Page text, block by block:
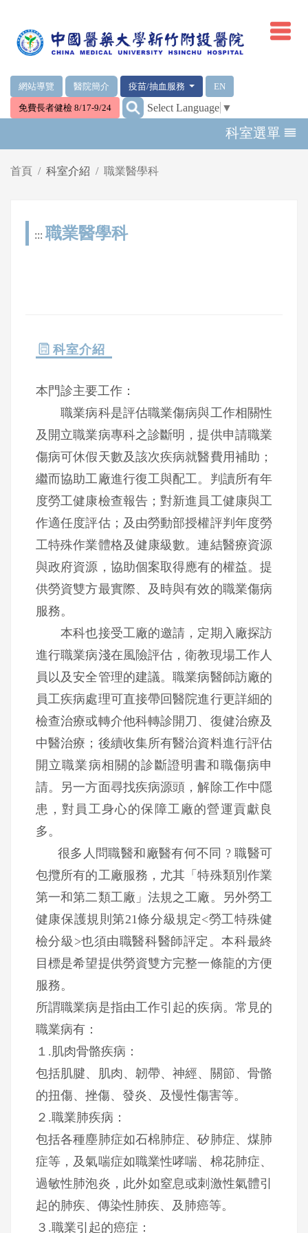
網站導覽 醫院簡介 疫苗/抽血服務 EN
免費長者健檢 8/17-9/24 ::: Select Language ▼
科室選單
首頁 科室介紹 職業醫學科
::: 職業醫學科
科室介紹
本門診主要工作：
職業病科是評估職業傷病與工作相關性
及開立職業病專科之診斷明，提供申請職業
傷病可休假天數及該次疾病就醫費用補助；
繼而協助工廠進行復工與配工。判讀所有年
度勞工健康檢查報告；對新進員工健康與工
作適任度評估；及由勞動部授權評判年度勞
工特殊作業體格及健康級數。連結醫療資源
與政府資源，協助個案取得應有的權益。提
供勞資雙方最實際、及時與有效的職業傷病
服務。
本科也接受工廠的邀請，定期入廠探訪
進行職業病淺在風險評估，衛教現場工作人
員以及安全管理的建議。職業病醫師訪廠的
員工疾病處理可直接帶回醫院進行更詳細的
檢查治療或轉介他科轉診開刀、復健治療及
中醫治療；後續收集所有醫治資料進行評估
開立職業病相關的診斷證明書和職傷病申
請。另一方面尋找疾病源頭，解除工作中隱
患，對員工身心的保障工廠的營運貢獻良
多。
很多人問職醫和廠醫有何不同 ? 職醫可
包攬所有的工廠服務，尤其「特殊類別作業
第一和第二類工廠」法規之工廠。另外勞工
健康保護規則第21條分級規定<勞工特殊健
檢分級>也須由職醫科醫師評定。本科最終
目標是希望提供勞資雙方完整一條龍的方便
服務。
所謂職業病是指由工作引起的疾病。常見的
職業病有：
１.肌肉骨骼疾病：
包括肌腱、肌肉、韌帶、神經、關節、骨骼
的扭傷、挫傷、發炎、及慢性傷害等。
２.職業肺疾病：
包括各種塵肺症如石棉肺症、矽肺症、煤肺
症等，及氣喘症如職業性哮喘、棉花肺症、
過敏性肺泡炎，此外如窒息或刺激性氣體引
起的肺疾、傳染性肺疾、及肺癌等。
３.職業引起的癌症：